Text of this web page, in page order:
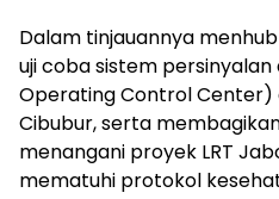
Dalam tinjauannya
uji coba sistem persinyalan
Operating Control Center)
Cibubur, serta
menangani proyek LRT
mematuhi protokol